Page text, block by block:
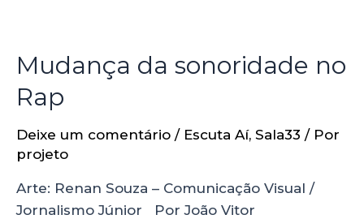
Mudança da sonoridade no
Rap
Deixe um comentário / Escuta Aí, Sala33 / Por
projeto
Arte: Renan Souza – Comunicação Visual /
Jornalismo Júnior Por João Vitor